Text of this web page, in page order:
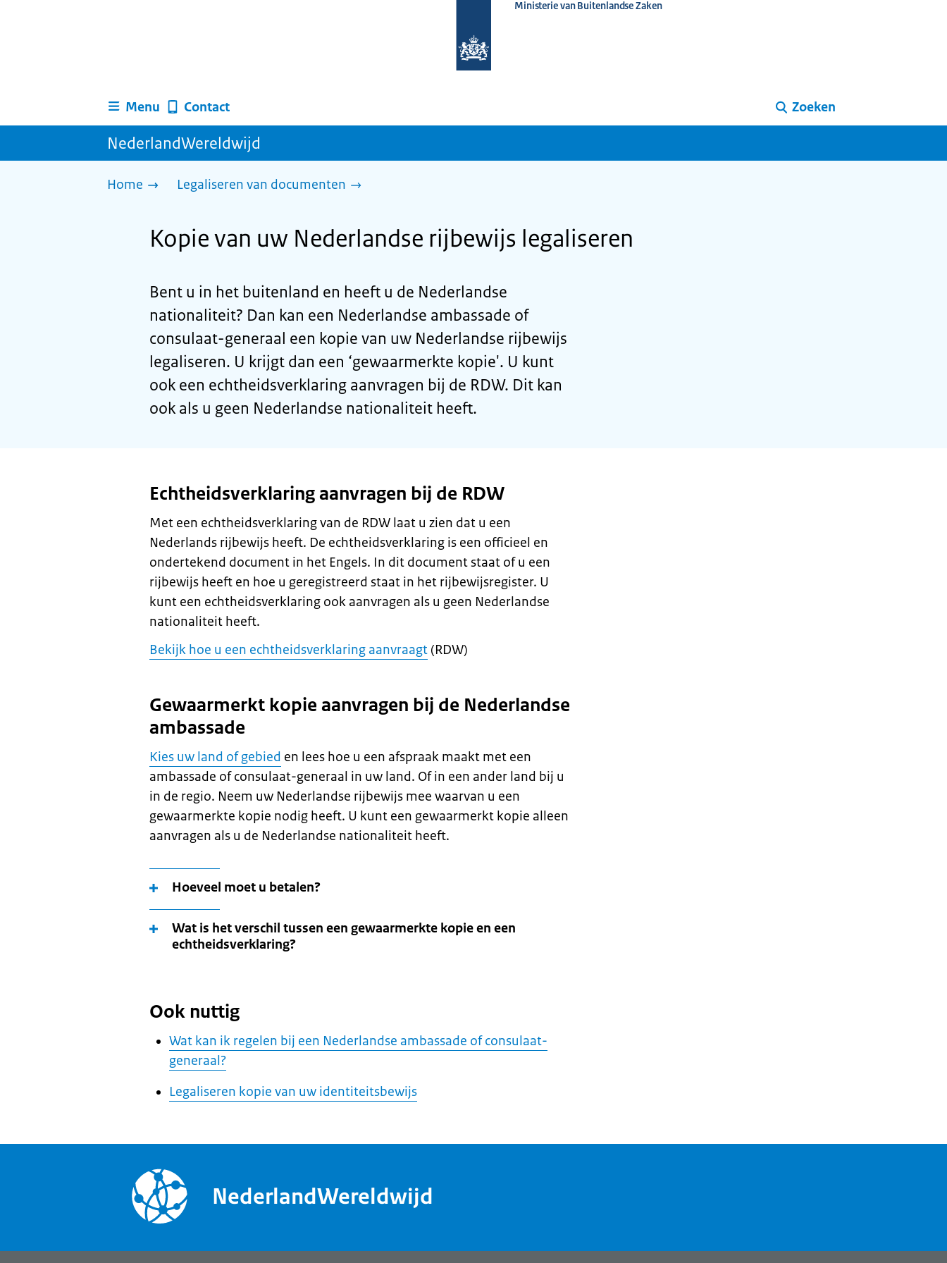
homepage
Ministerie van Buitenlandse Zaken
Menu Contact Zoeken
NederlandWereldwijd
Home Legaliseren van documenten
Kopie van uw Nederlandse rijbewijs legaliseren
Bent u in het buitenland en heeft u de Nederlandse
nationaliteit? Dan kan een Nederlandse ambassade of
consulaat-generaal een kopie van uw Nederlandse rijbewijs
legaliseren. U krijgt dan een ‘gewaarmerkte kopie'. U kunt
ook een echtheidsverklaring aanvragen bij de RDW. Dit kan
ook als u geen Nederlandse nationaliteit heeft.
Echtheidsverklaring aanvragen bij de RDW
Met een echtheidsverklaring van de RDW laat u zien dat u een
Nederlands rijbewijs heeft. De echtheidsverklaring is een officieel en
ondertekend document in het Engels. In dit document staat of u een
rijbewijs heeft en hoe u geregistreerd staat in het rijbewijsregister. U
kunt een echtheidsverklaring ook aanvragen als u geen Nederlandse
nationaliteit heeft.
Bekijk hoe u een echtheidsverklaring aanvraagt (RDW)
Gewaarmerkt kopie aanvragen bij de Nederlandse
ambassade
Kies uw land of gebied en lees hoe u een afspraak maakt met een
ambassade of consulaat-generaal in uw land. Of in een ander land bij u
in de regio. Neem uw Nederlandse rijbewijs mee waarvan u een
gewaarmerkte kopie nodig heeft. U kunt een gewaarmerkt kopie alleen
aanvragen als u de Nederlandse nationaliteit heeft.
Hoeveel moet u betalen?
Wat is het verschil tussen een gewaarmerkte kopie en een
echtheidsverklaring?
Ook nuttig
Wat kan ik regelen bij een Nederlandse ambassade of consulaat-
generaal?
Legaliseren kopie van uw identiteitsbewijs
NederlandWereldwijd